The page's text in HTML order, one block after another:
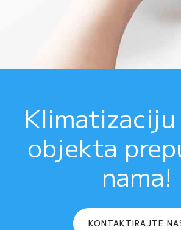
Klimatizaciju
objekta
nama!
KONTAKTIRAJTE